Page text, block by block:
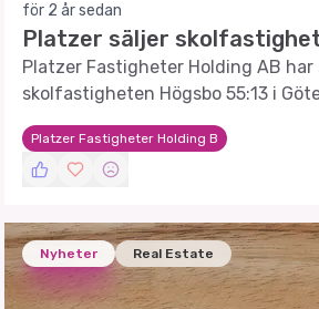
för 2 år sedan
Platzer säljer
Platzer Fastigheter Holding AB har
skolfastigheten Högsbo 55:13 i
till Infranode.
Platzer Fastigheter Holding B
Nyheter Real Estate